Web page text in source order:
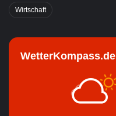
Wirtschaft
WetterKompass.de